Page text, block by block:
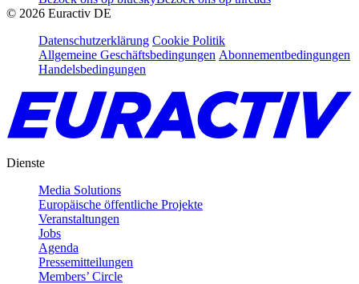
© 2026 Euractiv DE
Datenschutzerklärung Cookie Politik
Allgemeine Geschäftsbedingungen Abonnementbedingungen
Handelsbedingungen
Dienste
Media Solutions
Europäische öffentliche Projekte
Veranstaltungen
Jobs
Agenda
Pressemitteilungen
Members’ Circle